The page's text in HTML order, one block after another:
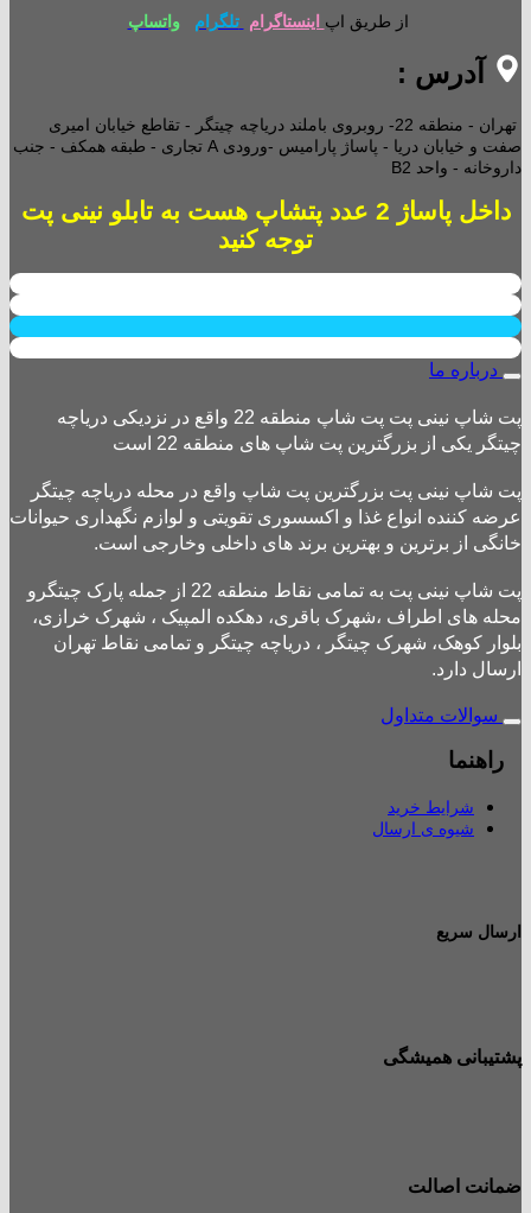
از طریق اپ اینستاگرام تلگرام واتساپ
آدرس :
تهران - منطقه 22- روبروی باملند دریاچه چیتگر - تقاطع خیابان امیری
صفت و خیابان دریا - پاساژ پارامیس -ورودی A تجاری -
طبقه همکف - جنب
داروخانه - واحد B2
داخل پاساژ 2 عدد پتشاپ هست به تابلو نینی پت
توجه کنید
درباره ما
پت شاپ نینی پت پت شاپ منطقه 22 واقع در نزدیکی دریاچه
چیتگر یکی از بزرگترین پت شاپ های منطقه 22 است
پت شاپ نینی پت بزرگترین پت شاپ واقع در محله دریاچه چیتگر
عرضه کننده انواع غذا و اکسسوری تقویتی و لوازم نگهداری حیوانات
خانگی از برترین و بهترین برند های داخلی وخارجی است.
پت شاپ نینی پت به تمامی نقاط منطقه 22 از جمله پارک چیتگرو
محله های اطراف ،شهرک باقری، دهکده المپیک ، شهرک خرازی،
بلوار کوهک، شهرک چیتگر ، دریاچه چیتگر و تمامی نقاط تهران
ارسال دارد.
سوالات متداول
راهنما
شرایط خرید
شیوه ی ارسال
ارسال سریع
پشتیبانی همیشگی
ضمانت اصالت